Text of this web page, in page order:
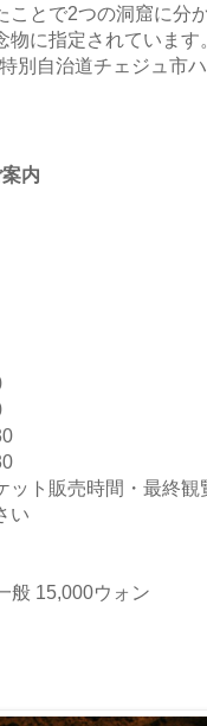
ことで2つの洞窟に分
物に指定されています
別自治道チェジュ市
内
ット販売時間・最終
い
般 15,000ウォン